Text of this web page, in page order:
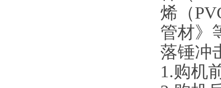
烯（
管材》
落锤冲
1.购机